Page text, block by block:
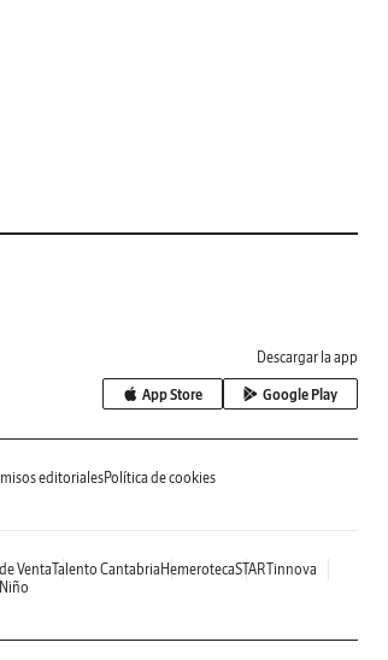
Descargar la app
App Store Google Play
editorialesPolítica de cookies
VentaTalento Cantabria HemerotecaSTARTinnova